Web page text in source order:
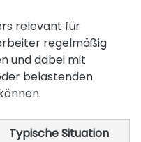
relevant für
regelmäßig
und dabei mit
belastenden
Typische Situation